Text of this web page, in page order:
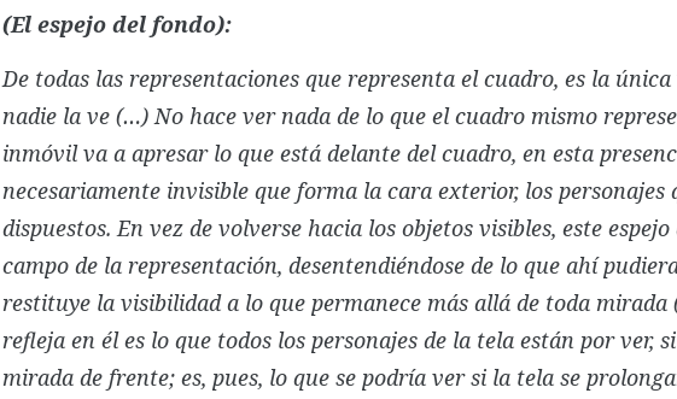
(El espejo del fondo):
De todas las representaciones que representa el cuadro, es la
nadie la ve (…) No hace ver nada de lo que el cuadro mismo
inmóvil va a apresar lo que está delante del cuadro, en esta
necesariamente invisible que forma la cara exterior, los personajes
dispuestos. En vez de volverse hacia los objetos visibles, este
campo de la representación, desentendiéndose de lo que ahí
restituye la visibilidad a lo que permanece más allá de toda mirada
refleja en él es lo que todos los personajes de la tela están por ver,
mirada de frente; es, pues, lo que se podría ver si la tela se